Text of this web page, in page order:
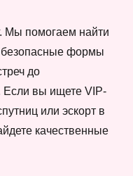
Мы помогаем найти
безопасные формы
до
Если вы ищете VIP-
или эскорт в
качественные